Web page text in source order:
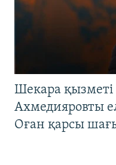
Шекара
Ахмедияровты
Оған қарсы